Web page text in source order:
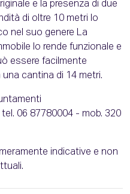
e la presenza di due
di oltre 10 metri lo
nel suo genere La
lo rende funzionale e
essere facilmente
cantina di 14 metri.
06 87780004 - mob. 320
indicative e non